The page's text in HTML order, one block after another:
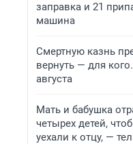
заправка и 21
машина
Смертную казнь
вернуть — для
августа
Мать и бабушка
четырех детей,
уехали к отцу, —